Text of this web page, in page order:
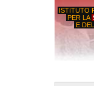
ISTITUTO
PER LA
E